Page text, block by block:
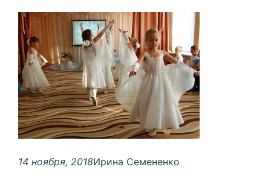
14 ноября, 2018Ирина Семененко